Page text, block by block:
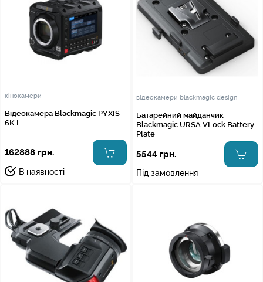
кінокамери
Відеокамера Blackmagic PYXIS
6K L
162888 грн.
В наявності
відеокамери blackmagic design
Батарейний майданчик
Blackmagic URSA VLock Battery
Plate
5544 грн.
Під замовлення